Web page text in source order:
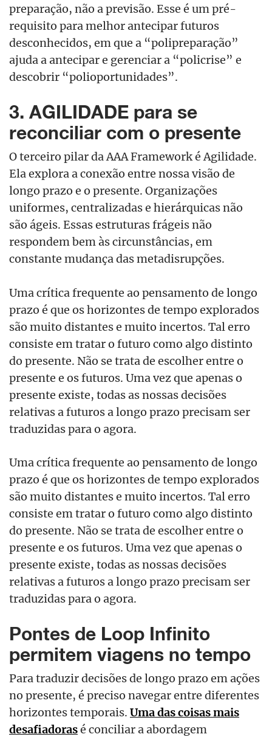
preparação, não a previsão. Esse é um pré-
requisito para melhor antecipar futuros
desconhecidos, em que a “polipreparação”
ajuda a antecipar e gerenciar a “policrise” e
descobrir “polioportunidades”.
3. AGILIDADE para se
reconciliar com o presente
O terceiro pilar da AAA Framework é Agilidade.
Ela explora a conexão entre nossa visão de
longo prazo e o presente. Organizações
uniformes, centralizadas e hierárquicas não
são ágeis. Essas estruturas frágeis não
respondem bem às circunstâncias, em
constante mudança das metadisrupções.
Uma crítica frequente ao pensamento de longo
prazo é que os horizontes de tempo explorados
são muito distantes e muito incertos. Tal erro
consiste em tratar o futuro como algo distinto
do presente. Não se trata de escolher entre o
presente e os futuros. Uma vez que apenas o
presente existe, todas as nossas decisões
relativas a futuros a longo prazo precisam ser
traduzidas para o agora.
Uma crítica frequente ao pensamento de longo
prazo é que os horizontes de tempo explorados
são muito distantes e muito incertos. Tal erro
consiste em tratar o futuro como algo distinto
do presente. Não se trata de escolher entre o
presente e os futuros. Uma vez que apenas o
presente existe, todas as nossas decisões
relativas a futuros a longo prazo precisam ser
traduzidas para o agora.
Pontes de Loop Infinito
permitem viagens no tempo
Para traduzir decisões de longo prazo em ações
no presente, é preciso navegar entre diferentes
horizontes temporais. Uma das coisas mais
desafiadorasé conciliar a abordagem